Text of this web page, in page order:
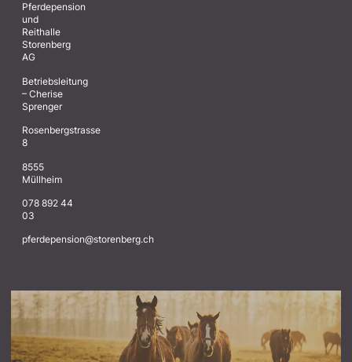
Pferdepension
und
Reithalle
Storenberg
AG
Betriebsleitung
– Cherise
Sprenger
Rosenbergstrasse
8
8555
Müllheim
078 892 44
03
hc.grebnerots
@noisnepedrefp